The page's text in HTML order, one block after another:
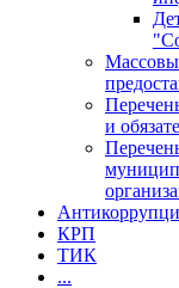
и
КРП
ТИК
...